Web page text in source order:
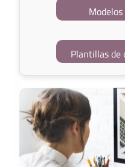
Plantillas de